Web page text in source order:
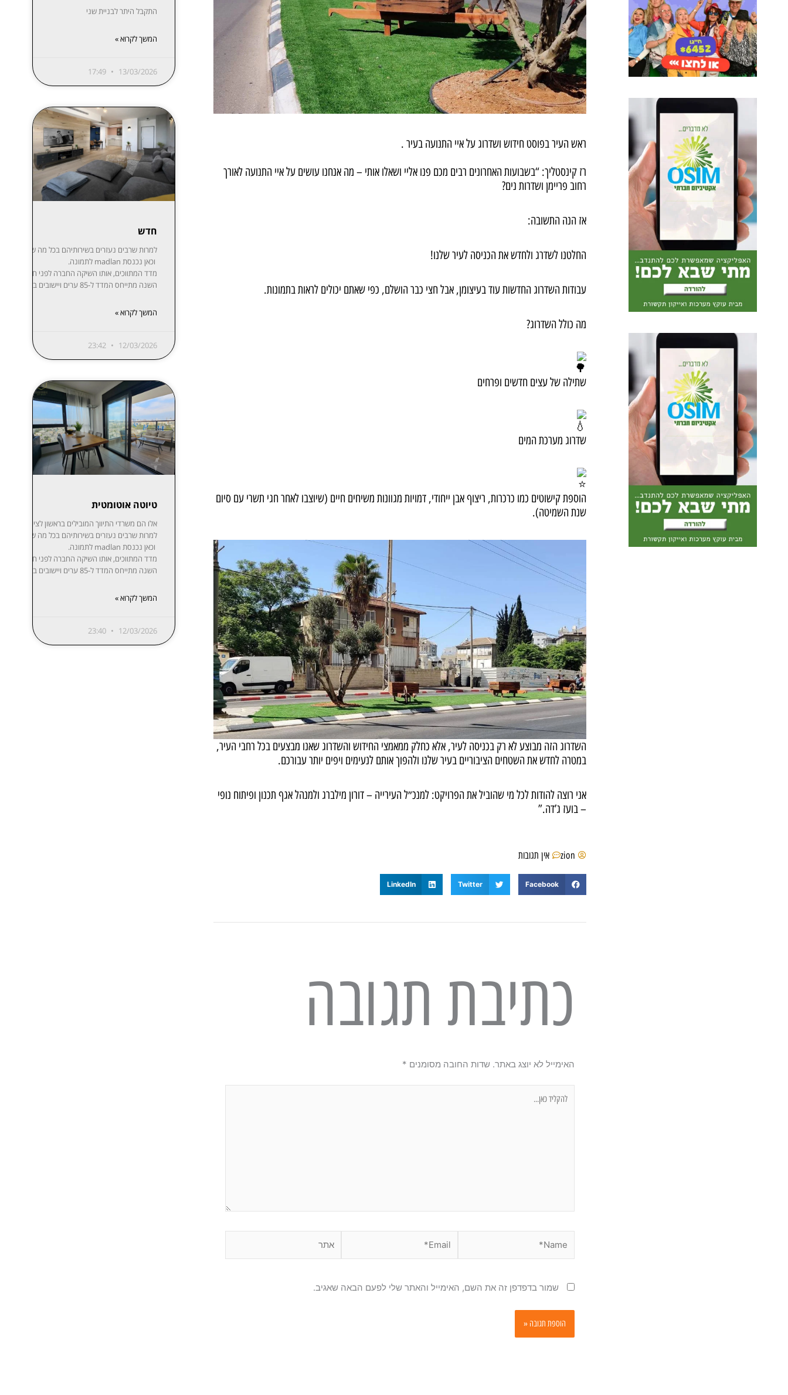
ראש העיר בפוסט חידוש ושדרוג על איי התנועה בעיר .
רז קינסטליך: “בשבועות האחרונים רבים מכם פנו אליי ושאלו אותי – מה אנחנו עושים על איי התנועה לאורך
רחוב פריימן ושדרות נים?
אז הנה התשובה:
החלטנו לשדרג ולחדש את הכניסה לעיר שלנו!
עבודות השדרוג החדשות עוד בעיצומן, אבל חצי כבר הושלם, כפי שאתם יכולים לראות בתמונות.
מה כולל השדרוג?
שתילה של עצים חדשים ופרחים
שדרוג מערכת המים
הוספת קישוטים כמו כרכרות, ריצוף אבן ייחודי, דמויות מגוונות משיחים חיים (שיוצבו לאחר חגי תשרי עם סיום
שנת השמיטה).
השדרוג הזה מבוצע לא רק בכניסה לעיר, אלא כחלק ממאמצי החידוש והשדרוג שאנו מבצעים בכל רחבי העיר,
במטרה לחדש את השטחים הציבוריים בעיר שלנו ולהפוך אותם לנעימים ויפים יותר עבורכם.
אני רוצה להודות לכל מי שהוביל את הפרויקט: למנכ״ל העירייה – דורון מילברג ולמנהל אגף תכנון ופיתוח נופי
– בועז ג’דה.”
zion אין תגובות
Facebook
Twitter
LinkedIn
כתיבת תגובה
האימייל לא יוצג באתר. שדות החובה מסומנים *
כאן...
שמור בדפדפן זה את השם, האימייל והאתר שלי לפעם הבאה שאגיב.
התקבל היתר לבניית שני
המשך לקרוא »
13/03/2026
חדש
למרות שרבים נעזרים בשירותיהם בכל מה שקשור
וכאן נכנסת madlan לתמונה.
השנה מתייחס המדד ל-85 ערים ויישובים בפריסה נרחבת: ת”א-יפו, חיפה והקריות, ירושלים, רעננה, חולון-בת ים, ראשון לציון, באר שבע, נתניה, הרצליה, פתח תקווה-רמת גן, אזור השומרון, חדרה והסביבה, עמק יזרעאל, עוטף עזה ועוד. המידע מפורסם בשקיפות באתר מדלן וזמין בחינם לכל המעוניין.
המשך לקרוא »
12/03/2026
טיוטה אוטומטית
למרות שרבים נעזרים בשירותיהם בכל מה שקשור
וכאן נכנסת madlan לתמונה.
השנה מתייחס המדד ל-85 ערים ויישובים בפריסה נרחבת: ת”א-יפו, חיפה והקריות, ירושלים, רעננה, חולון-בת ים, ראשון לציון, באר שבע, נתניה, הרצליה, פתח תקווה-רמת גן, אזור השומרון, חדרה והסביבה, עמק יזרעאל, עוטף עזה ועוד. המידע מפורסם בשקיפות באתר מדלן וזמין בחינם לכל המעוניין.
המשך לקרוא »
12/03/2026